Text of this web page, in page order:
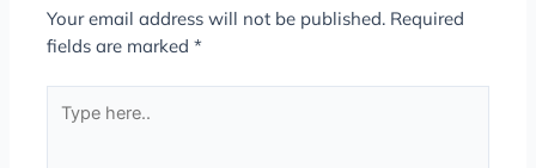
Your email address will not be published. Required
fields are marked*
here..